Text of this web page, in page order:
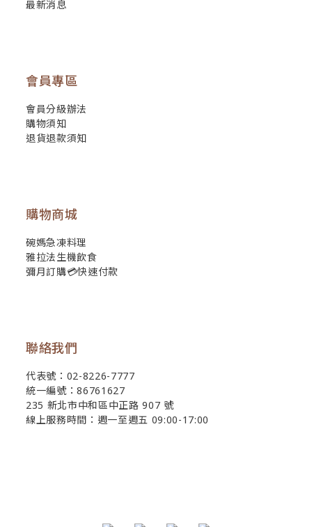
最新消息
會員專區
會員分級辦法
購物須知
退貨退款須知
購物商城
碗媽急凍料理
雅拉法生機飲食
彌月訂購💳快速付款
聯絡我們
代表號：02-8226-7777
統一編號：86761627
235 新北市中和區中正路 907 號
線上服務時間：週一至週五 09:00-17:00